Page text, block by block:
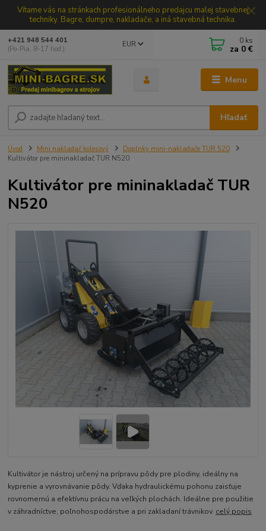
Vítame vás na stránkach profesionálneho predajcu malej stavebnej
techniky. Bagre, dumpre, nakladače, a iná stavebná technika.
Menu
EUR
Hľadať
+421 948 544 401
(Po-Pia, 8-17 hod.)
0 ks
za 0 €
Úvod Mini nakladač kolesový
Doplnky mini-nakladače TUR 520
Kultivátor pre mininakladač TUR N520
Kultivátor pre mininakladač TUR
N520
Kultivátor je nástroj určený na prípravu pôdy pre plodiny, ideálny na
kyprenie a vyrovnávanie pôdy. Vďaka hydraulickému pohonu zaisťuje
rovnomernú a efektívnu prácu na veľkých plochách. Ideálne pre použitie
v záhradníctve, poľnohospodárstve a pri zakladaní trávnikov. celý popis